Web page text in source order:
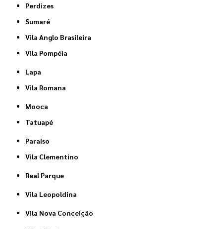
Perdizes
Sumaré
Vila Anglo Brasileira
Vila Pompéia
Lapa
Vila Romana
Mooca
Tatuapé
Paraíso
Vila Clementino
Real Parque
Vila Leopoldina
Vila Nova Conceição